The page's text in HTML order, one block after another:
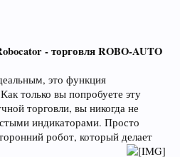
- торговля ROBO-AUTO
это функция
только вы попробуете эту
торговли, вы никогда не
индикаторами. Просто
робот, который делает